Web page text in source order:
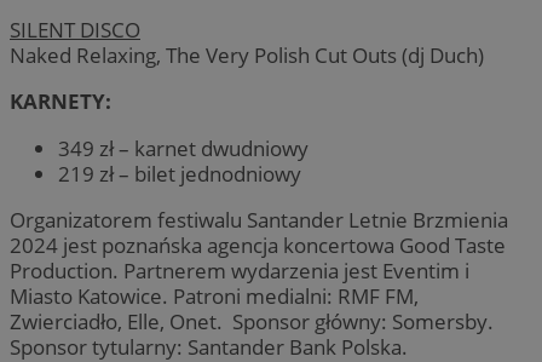
SILENT DISCO
Naked Relaxing, The Very Polish Cut Outs (dj Duch)
KARNETY:
349 zł – karnet dwudniowy
219 zł – bilet jednodniowy
Organizatorem festiwalu Santander Letnie Brzmienia
2024 jest poznańska agencja koncertowa Good Taste
Production. Partnerem wydarzenia jest Eventim i
Miasto Katowice. Patroni medialni: RMF FM,
Zwierciadło, Elle, Onet. Sponsor główny: Somersby.
Sponsor tytularny: Santander Bank Polska.